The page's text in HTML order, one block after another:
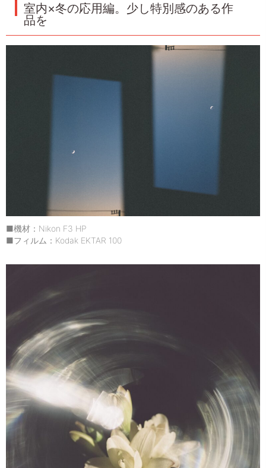
室内×冬の応用編。少し特別感のある作
品を
■機材：Nikon F3 HP
■フィルム：Kodak EKTAR 100